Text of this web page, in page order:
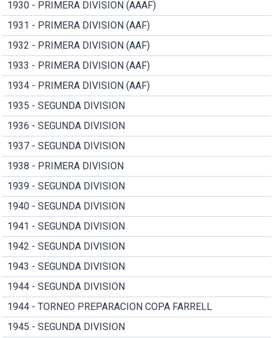
1930 - PRIMERA DIVISION (AAAF)
1931 - PRIMERA DIVISION (AAF)
1932 - PRIMERA DIVISION (AAF)
1933 - PRIMERA DIVISION (AAF)
1934 - PRIMERA DIVISION (AAF)
1935 - SEGUNDA DIVISION
1936 - SEGUNDA DIVISION
1937 - SEGUNDA DIVISION
1938 - PRIMERA DIVISION
1939 - SEGUNDA DIVISION
1940 - SEGUNDA DIVISION
1941 - SEGUNDA DIVISION
1942 - SEGUNDA DIVISION
1943 - SEGUNDA DIVISION
1944 - SEGUNDA DIVISION
1944 - TORNEO PREPARACION COPA FARRELL
1945 - SEGUNDA DIVISION